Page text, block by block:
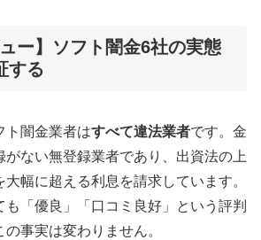
ュー】ソフト闇金6社の実態
する
ト闇金業者はすべて違法業者です。金
がない無登録業者であり、出資法の上
幅に超える利息を請求しています。
「優良」「口コミ良好」という評判
事実は変わりません。